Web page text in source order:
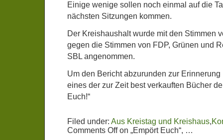
Einige wenige sollen noch einmal auf die
nächsten Sitzungen kommen.
Der Kreishaushalt wurde mit den Stimmen
gegen die Stimmen von FDP, Grünen und
SBL angenommen.
Um den Bericht abzurunden zur
eines der zur Zeit best verkauften Bücher
Euch!“
Filed under: Aus Kreistag und Kreishaus,
Comments Offon „Empört Euch“, …